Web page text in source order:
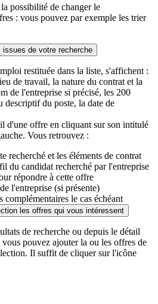
possibilité de changer le
: vous pouvez par exemple les trier
de votre recherche
restituée dans la liste, s'affichent :
de travail, la nature du contrat et la
de l'entreprise si précisé, les 200
descriptif du poste, la date de
d'une offre en cliquant sur son intitulé
Vous retrouvez :
recherché et les éléments de contrat
du candidat recherché par l'entreprise
répondre à cette offre
l'entreprise (si présente)
complémentaires le cas échéant
les offres qui vous intéressent
de recherche ou depuis le détail
pouvez ajouter la ou les offres de
Il suffit de cliquer sur l'icône